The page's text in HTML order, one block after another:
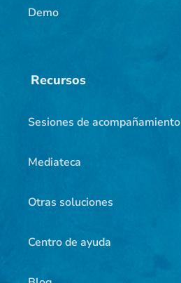
Demo
Recursos
Sesiones de acompañamiento
Mediateca
Otras soluciones
Centro de ayuda